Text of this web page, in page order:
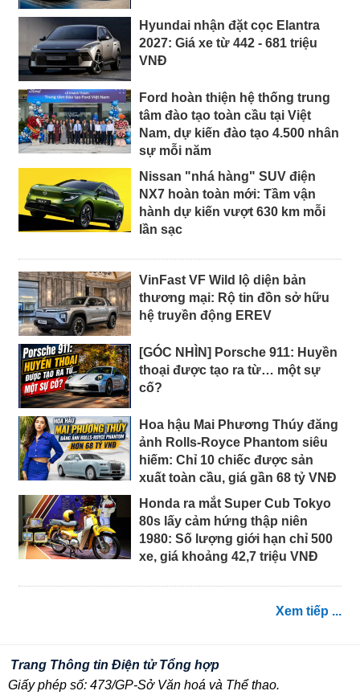
Hyundai nhận đặt cọc Elantra
2027: Giá xe từ 442 - 681 triệu
VNĐ
Ford hoàn thiện hệ thống trung
tâm đào tạo toàn cầu tại Việt
Nam, dự kiến đào tạo 4.500 nhân
sự mỗi năm
Nissan "nhá hàng" SUV điện
NX7 hoàn toàn mới: Tầm vận
hành dự kiến vượt 630 km mỗi
lần sạc
VinFast VF Wild lộ diện bản
thương mại: Rộ tin đồn sở hữu
hệ truyền động EREV
[GÓC NHÌN] Porsche 911: Huyền
thoại được tạo ra từ… một sự
cố?
Hoa hậu Mai Phương Thúy đăng
ảnh Rolls-Royce Phantom siêu
hiếm: Chỉ 10 chiếc được sản
xuất toàn cầu, giá gần 68 tỷ VNĐ
Honda ra mắt Super Cub Tokyo
80s lấy cảm hứng thập niên
1980: Số lượng giới hạn chỉ 500
xe, giá khoảng 42,7 triệu VNĐ
Xem tiếp ...
Trang Thông tin Điện tử Tổng hợp
Giấy phép số: 473/GP-Sở Văn hoá và Thể thao.